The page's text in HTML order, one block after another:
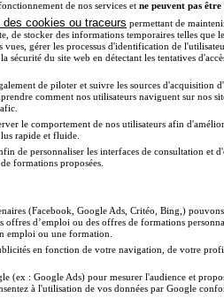
Biologie, Sciences et
de nos services et ne peuvent pas être
des cookies ou traceurs permettant de
de stocker des informations temporaires telles que
vues, gérer les processus d'identification de
sécurité du site web en détectant les tentatives
de piloter et suivre les sources d'acquisition
comment nos utilisateurs naviguent sur nos
le comportement de nos utilisateurs afin
rapide et fluide.
de personnaliser les interfaces de consultation et
formations proposées.
(Facebook, Google Ads, Critéo, Bing,)
offres d’emploi ou des offres de formations
emploi ou une formation.
en fonction de votre navigation, de votre
(ex : Google Ads) pour mesurer l'audience et
à l'utilisation de vos données par Google